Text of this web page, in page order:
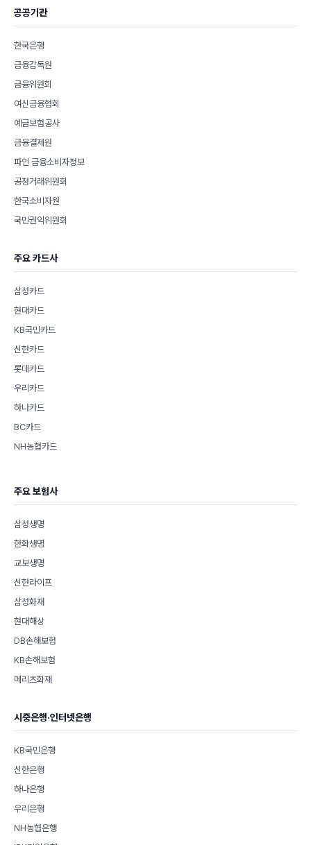
공공기관
한국은행
금융감독원
금융위원회
여신금융협회
예금보험공사
금융결제원
파인 금융소비자정보
공정거래위원회
한국소비자원
국민권익위원회
주요 카드사
삼성카드
현대카드
KB국민카드
신한카드
롯데카드
우리카드
하나카드
BC카드
NH농협카드
주요 보험사
삼성생명
한화생명
교보생명
신한라이프
삼성화재
현대해상
DB손해보험
KB손해보험
메리츠화재
시중은행·인터넷은행
KB국민은행
신한은행
하나은행
우리은행
NH농협은행